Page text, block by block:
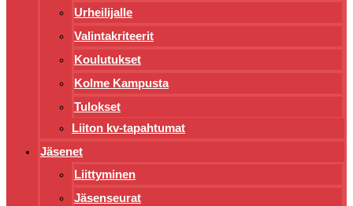
Urheilijalle
Valintakriteerit
Koulutukset
Kolme Kampusta
Tulokset
Liiton kv-tapahtumat
Jäsenet
Liittyminen
Jäsenseurat